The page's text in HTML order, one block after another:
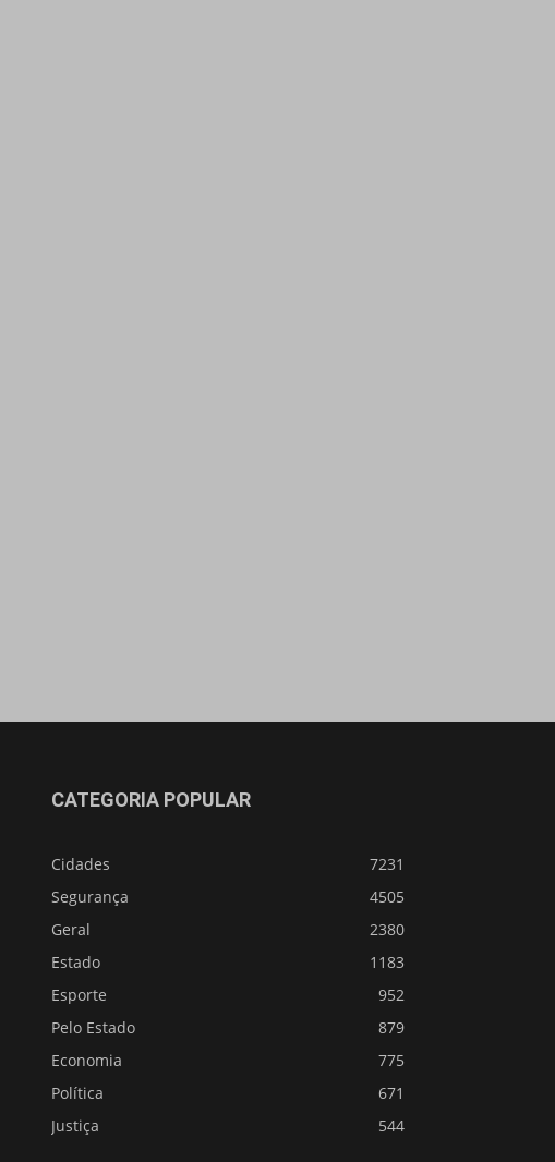
CATEGORIA POPULAR
Cidades
7231
Segurança
4505
Geral
2380
Estado
1183
Esporte
952
Pelo Estado
879
Economia
775
Política
671
Justiça
544